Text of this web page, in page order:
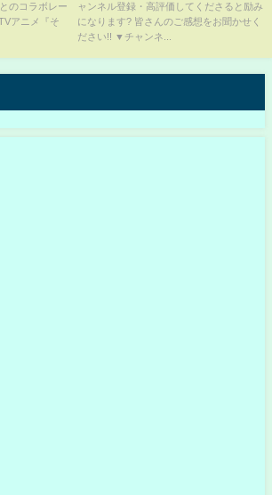
が開催決
のコラボレー
アニメ『そ
#shorts #ホリエモン #山中伸弥
【堀江貴文】
ャンネル登録・高評価してくださると励み
になります? 皆さんのご感想をお聞かせく
ださい!! ▼チャンネ...